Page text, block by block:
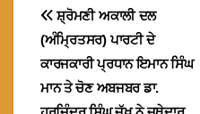
Post
navigation
ਸ਼੍ਰੋਮਣੀ ਅਕਾਲੀ ਦਲ
(ਅੰਮ੍ਰਿਤਸਰ) ਪਾਰਟੀ ਦੇ
ਕਾਰਜਕਾਰੀ ਪ੍ਰਧਾਨ ਇਮਾਨ ਸਿੰਘ
ਮਾਨ ਤੇ ਚੋਣ ਅਬਜਬਰ ਡਾ.